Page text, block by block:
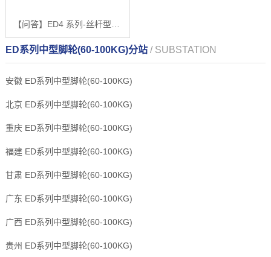
ED系列中型脚轮(60-100KG)分站 / SUBSTATION
安徽 ED系列中型脚轮(60-100KG)
北京 ED系列中型脚轮(60-100KG)
重庆 ED系列中型脚轮(60-100KG)
福建 ED系列中型脚轮(60-100KG)
甘肃 ED系列中型脚轮(60-100KG)
广东 ED系列中型脚轮(60-100KG)
广西 ED系列中型脚轮(60-100KG)
贵州 ED系列中型脚轮(60-100KG)